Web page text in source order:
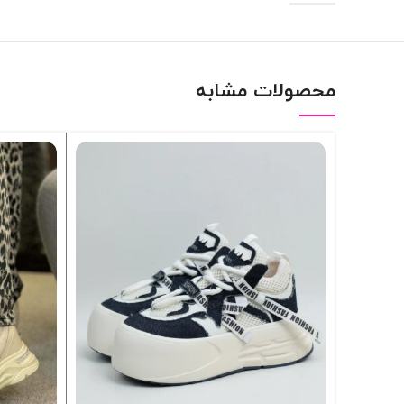
محصولات مشابه